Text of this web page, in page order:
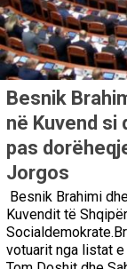
Besnik
në Kuvend si
pas
Jorgos
Besnik Brahimi
Kuvendit të
votuarit nga listat